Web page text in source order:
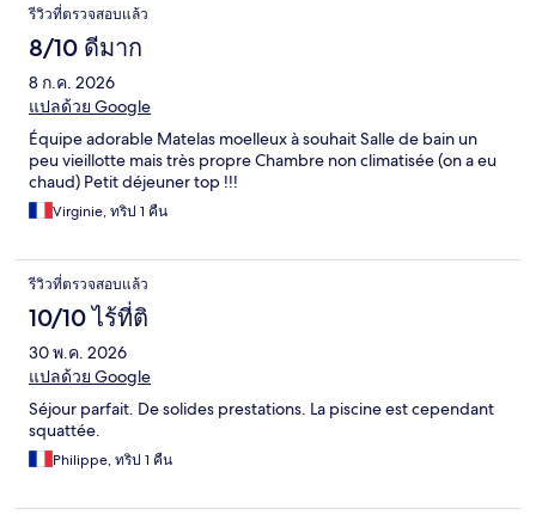
รีวิวที่ตรวจสอบแล้ว
8/10 ดีมาก
8 ก.ค. 2026
แปลด้วย Google
Équipe adorable Matelas moelleux à souhait Salle de bain un
peu vieillotte mais très propre Chambre non climatisée (on a eu
chaud) Petit déjeuner top !!!
Virginie, ทริป 1 คืน
รีวิวที่ตรวจสอบแล้ว
10/10 ไร้ที่ติ
30 พ.ค. 2026
แปลด้วย Google
Séjour parfait. De solides prestations. La piscine est cependant
squattée.
Philippe, ทริป 1 คืน